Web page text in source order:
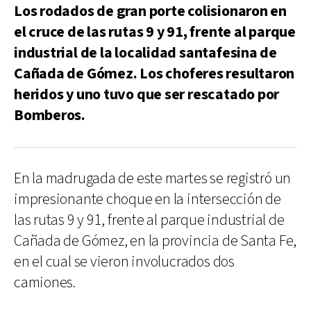
Los rodados de gran porte colisionaron en
el cruce de las rutas 9 y 91, frente al parque
industrial de la localidad santafesina de
Cañada de Gómez. Los choferes resultaron
heridos y uno tuvo que ser rescatado por
Bomberos.
En la madrugada de este martes se registró un
impresionante choque en la intersección de
las rutas 9 y 91, frente al parque industrial de
Cañada de Gómez, en la provincia de Santa Fe,
en el cual se vieron involucrados dos
camiones.